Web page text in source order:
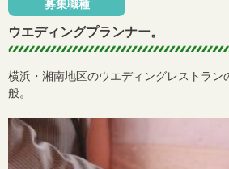
募集職種
ウエディングプランナー。
横浜・湘南地区のウエディングレストラン
般。